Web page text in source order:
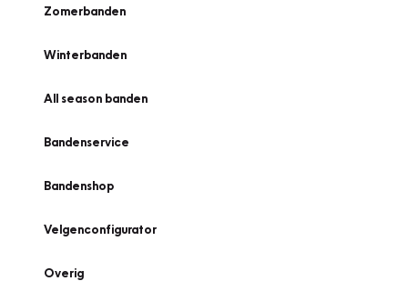
Zomerbanden
Winterbanden
All season banden
Bandenservice
Bandenshop
Velgenconfigurator
Overig